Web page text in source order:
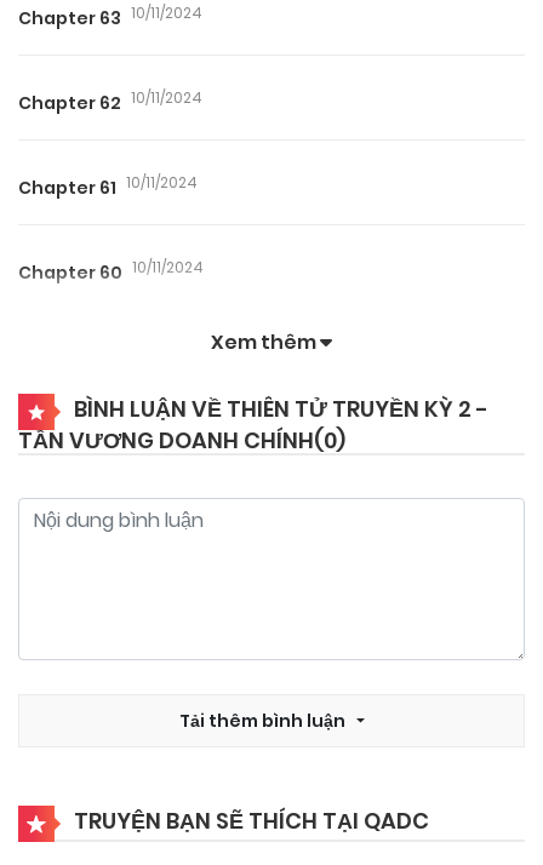
Chapter 63 10/11/2024
Chapter 62 10/11/2024
Chapter 61 10/11/2024
Chapter 60 10/11/2024
Chapter 58 10/11/2024
Chapter 57 10/11/2024
Xem thêm
BÌNH LUẬN VỀ THIÊN TỬ TRUYỀN KỲ 2 -
TẦN VƯƠNG DOANH CHÍNH(0)
Tải thêm bình luận
TRUYỆN BẠN SẼ THÍCH TẠI QADC